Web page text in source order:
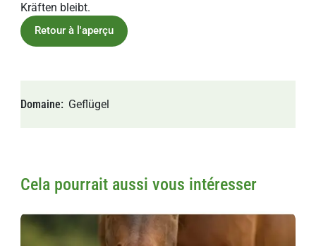
Kräften bleibt.
Domaine Geflügel
Cela pourrait aussi vous intéresser
Retour à l'aperçu